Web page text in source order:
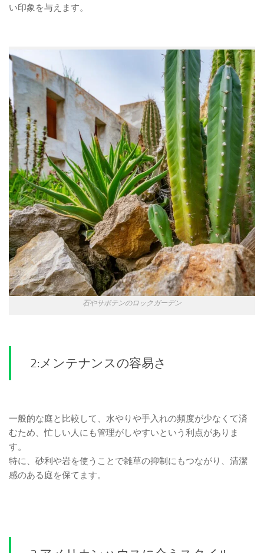
い印象を与えます。
石やサボテンのロックガーデン
2:メンテナンスの容易さ
一般的な庭と比較して、水やりや手入れの頻度が少なくて済
むため、忙しい人にも管理がしやすいという利点がありま
す。
特に、砂利や岩を使うことで雑草の抑制にもつながり、清潔
感のある庭を保てます。